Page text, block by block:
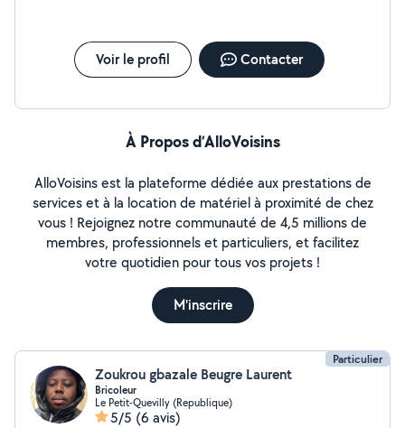
Voir le profil Contacter
À Propos d’AlloVoisins
AlloVoisins est la plateforme dédiée aux prestations de
services et à la location de matériel à proximité de chez
vous ! Rejoignez notre communauté de 4,5 millions de
membres, professionnels et particuliers, et facilitez
votre quotidien pour tous vos projets !
M'inscrire
Particulier
Zoukrou gbazale Beugre Laurent
Bricoleur
Le Petit-Quevilly (Republique)
5/5 (6 avis)